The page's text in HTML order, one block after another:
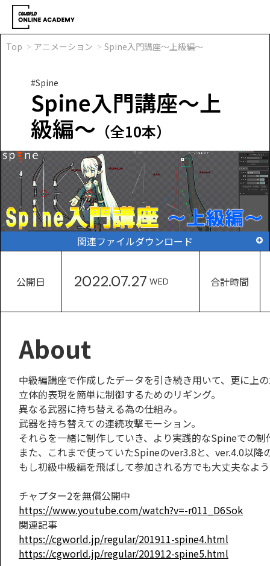
Top アニメーション Spine入門講座～上級編～
#Spine
Spine入門講座～上
級編～ （全10本）
関連ファイルダウンロード
公開日 2022.07.27 WED 合計時間
About
中級編講座で作成したデータを引き続き用いて、更に上
立体的表現を簡単に制御するためのリギング。
異なる武器に持ち替える為の仕組み。
武器を持ち替えての連続攻撃モーション。
それらを一緒に制作していき、より実践的なSpineでの制
また、これまで使っていたSpineのver3.8と、ver.4.0以降
もし初級中級編を飛ばして参加される方でも大丈夫なよ
チャプター2を無償公開中
https://www.youtube.com/watch?v=-r011_D6Sok
関連記事
https://cgworld.jp/regular/201911-spine4.html
https://cgworld.jp/regular/201912-spine5.html